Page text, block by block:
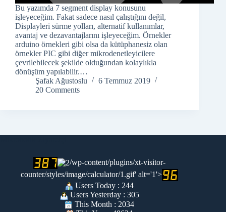
Bu yazımda 7 segment display konusunu
işleyeceğim. Fakat sadece nasıl çalıştığını değil,
Displayleri sürme yolları, alternatif kullanımlar,
avantaj ve dezavantajlarını işleyeceğim. Örnekler
arduino örnekleri gibi olsa da kütüphanesiz olan
örnekler PIC gibi diğer mikrodenetleyicilere
çevrilebilecek şekilde olduğundan kolaylıkla
dönüşüm yapılabilir.…
Şafak Ağustoslu
6 Temmuz 2019
20 Comments
/wp-content/plugins/xt-visitor-
counter/styles/image/calculator/1.gif' alt='1'>
Users Today : 244
Users Yesterday : 305
This Month : 2034